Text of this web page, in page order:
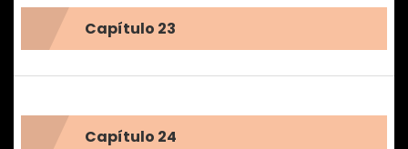
Capítulo 23
Capítulo 24